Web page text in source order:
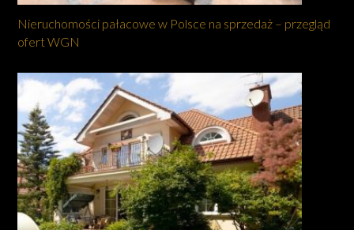
Nieruchomości pałacowe w Polsce na sprzedaż – przegląd
ofert WGN